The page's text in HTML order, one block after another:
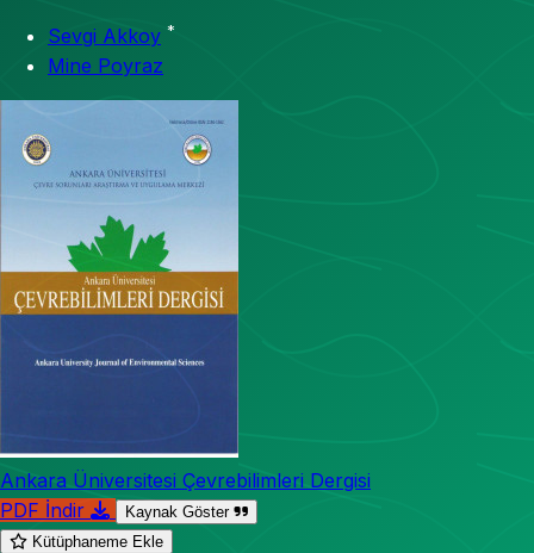
Sevgi Akkoy *
Mine Poyraz
Ankara Üniversitesi Çevrebilimleri Dergisi
PDF İndir
Kaynak Göster
Kütüphaneme Ekle